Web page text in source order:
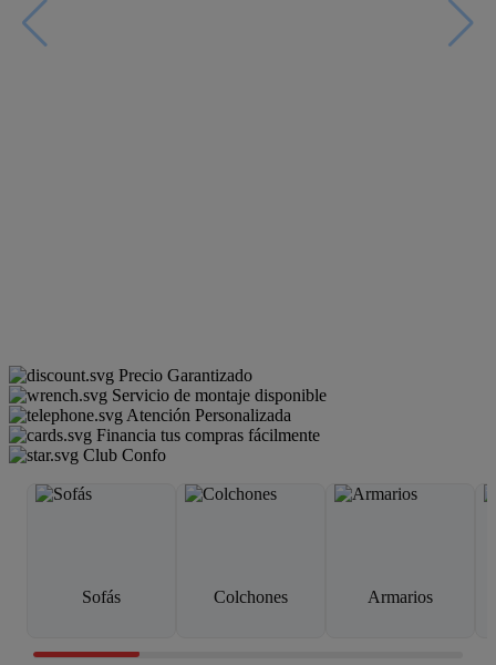
Precio Garantizado
Servicio de montaje disponible
Atención Personalizada
Financia tus compras fácilmente
Club Confo
Sofás Colchones Armarios